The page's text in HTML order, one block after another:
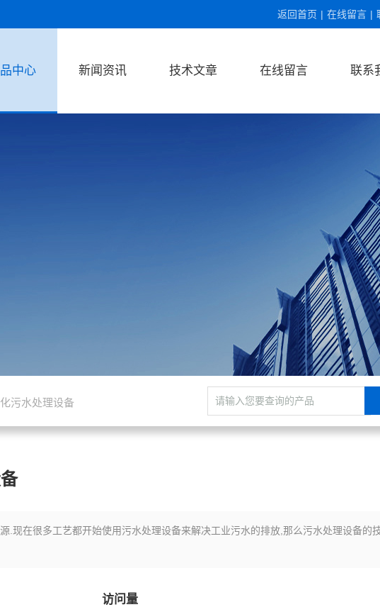
返回首页 | 在线留言 |
中心 新闻资讯 技术文章 在线留言 联系
污水处理设备
现在很多工艺都开始使用污水处理设备来解决工业污水的排放,那么污水处理设备的
访问量